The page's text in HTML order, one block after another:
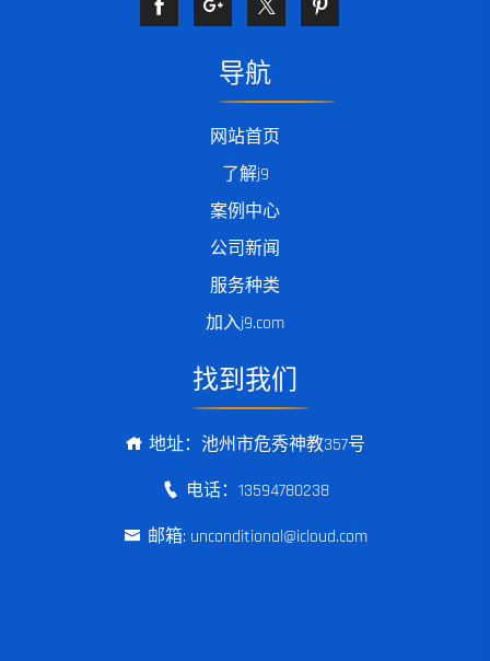
导航
网站首页
了解j9
案例中心
公司新闻
服务种类
加入j9.com
找到我们
地址：池州市危秀神教357号
电话：13594780238
邮箱: unconditional@icloud.com